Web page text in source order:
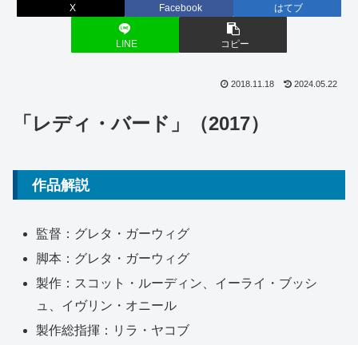
X Facebook はてブ
LINE コピー
2018.11.18 2024.05.22
「レディ・バード」（2017）
作品解説
監督：グレタ・ガーウィグ
脚本：グレタ・ガーウィグ
製作：スコット・ルーディン、イーライ・ブッシ
ュ、イヴリン・オニール
製作総指揮：リラ・ヤコブ